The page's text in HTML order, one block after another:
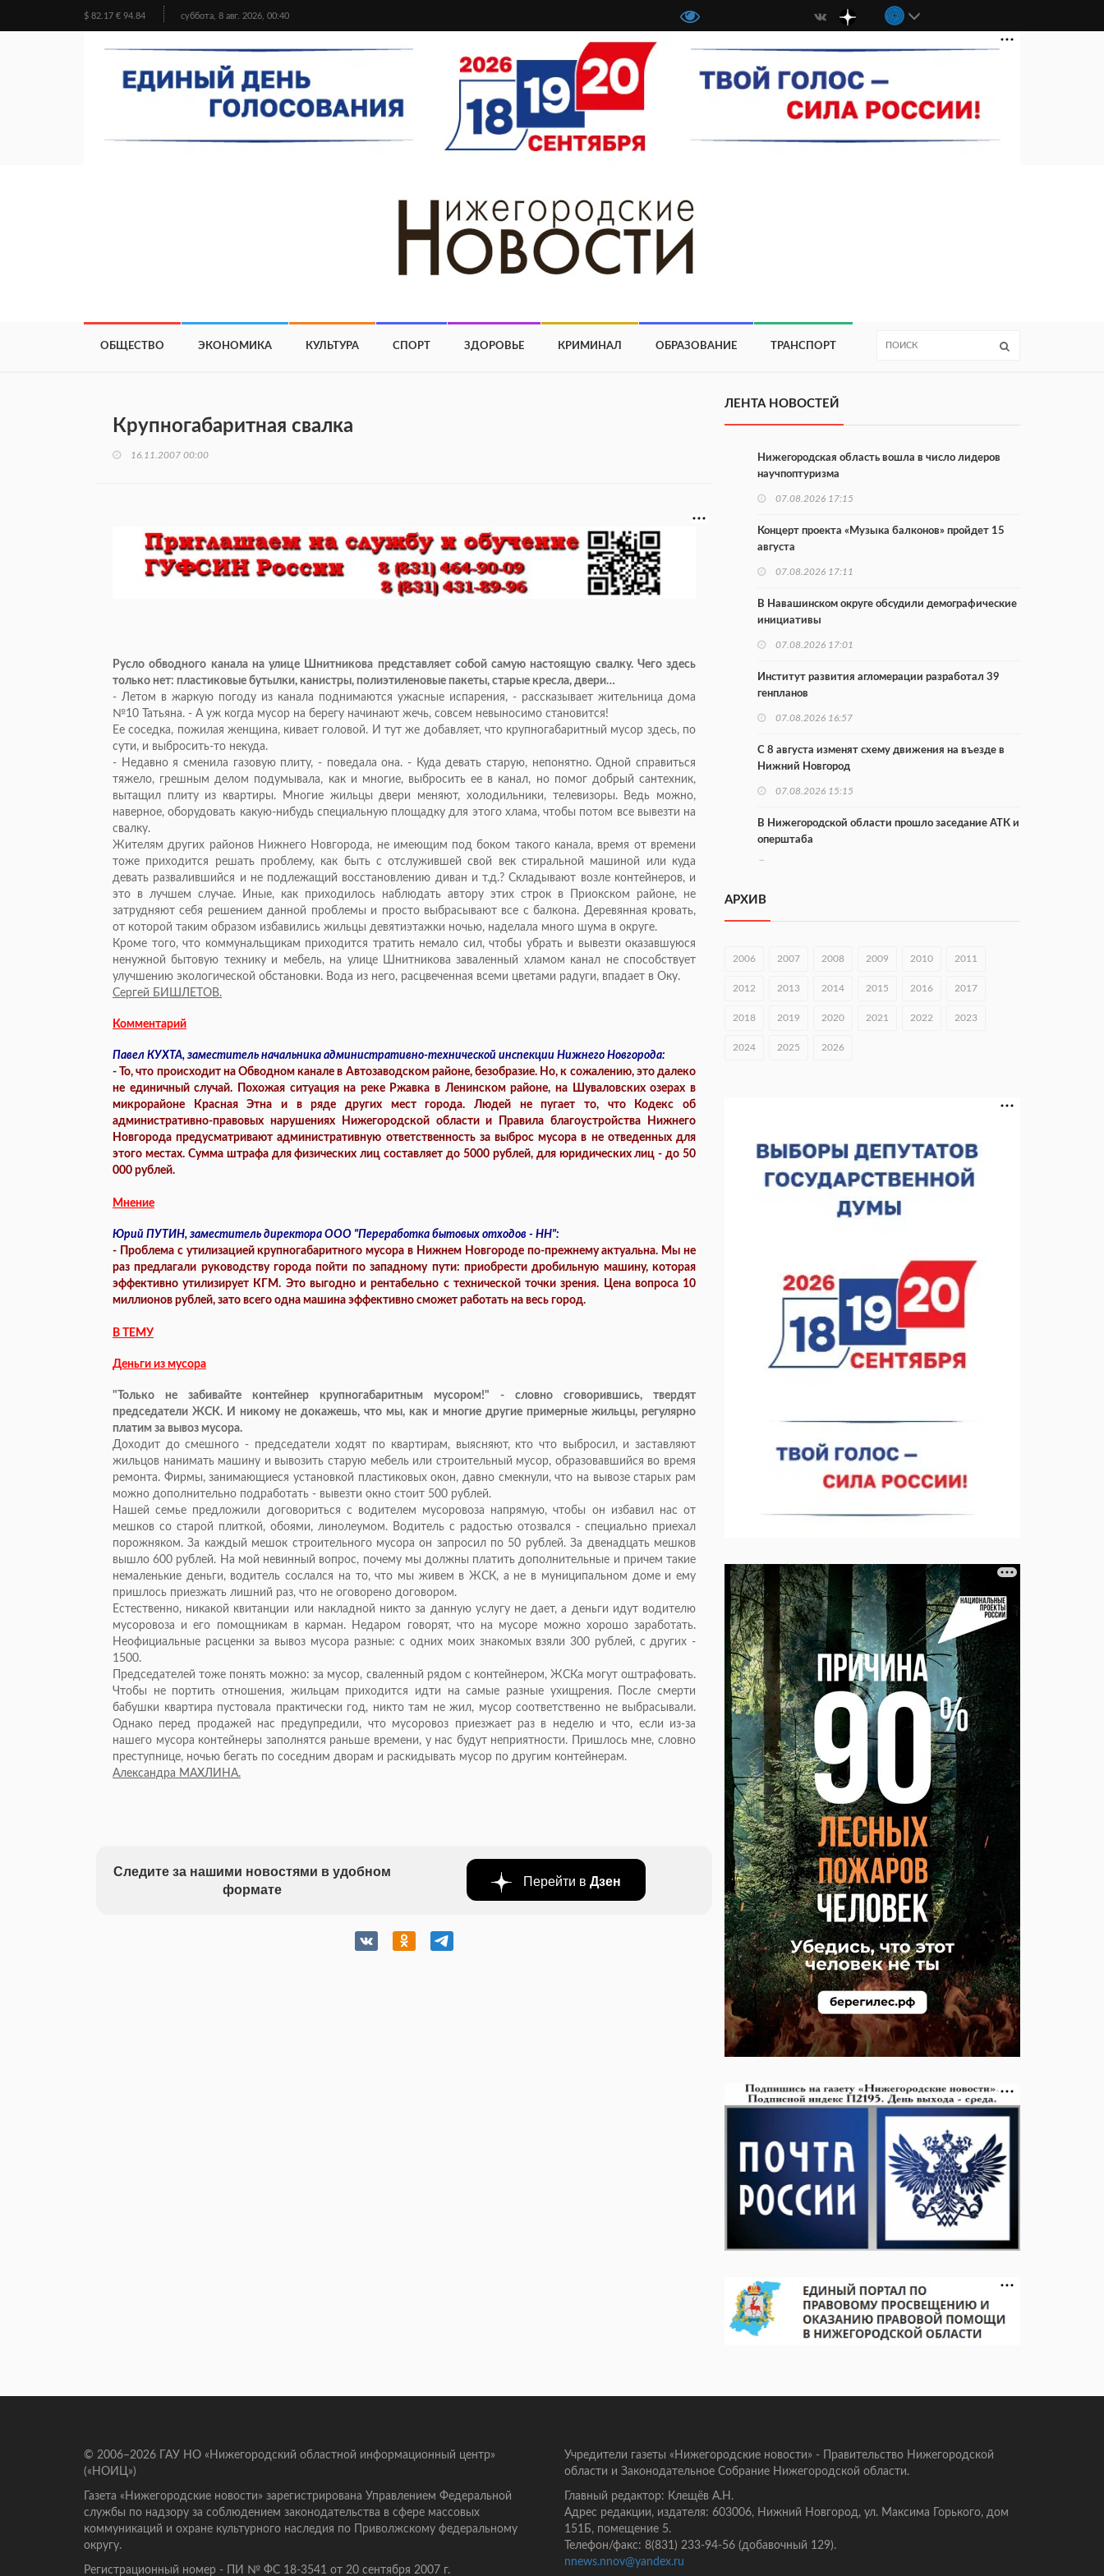
$ 82.17 € 94.84 суббота, 8 авг. 2026, 00:40
ОБЩЕСТВО ЭКОНОМИКА КУЛЬТУРА СПОРТ ЗДОРОВЬЕ КРИМИНАЛ ОБРАЗОВАНИЕ ТРАНСПОРТ
Крупногабаритная свалка
16.11.2007 00:00
Русло обводного канала на улице Шнитникова представляет собой самую настоящую свалку. Чего здесь
только нет: пластиковые бутылки, канистры, полиэтиленовые пакеты, старые кресла, двери…
- Летом в жаркую погоду из канала поднимаются ужасные испарения, - рассказывает жительница дома
№10 Татьяна. - А уж когда мусор на берегу начинают жечь, совсем невыносимо становится!
Ее соседка, пожилая женщина, кивает головой. И тут же добавляет, что крупногабаритный мусор здесь, по
сути, и выбросить-то некуда.
- Недавно я сменила газовую плиту, - поведала она. - Куда девать старую, непонятно. Одной справиться
тяжело, грешным делом подумывала, как и многие, выбросить ее в канал, но помог добрый сантехник,
вытащил плиту из квартиры. Многие жильцы двери меняют, холодильники, телевизоры. Ведь можно,
наверное, оборудовать какую-нибудь специальную площадку для этого хлама, чтобы потом все вывезти на
свалку.
Жителям других районов Нижнего Новгорода, не имеющим под боком такого канала, время от времени
тоже приходится решать проблему, как быть с отслужившей свой век стиральной машиной или куда
девать развалившийся и не подлежащий восстановлению диван и т.д.? Складывают возле контейнеров, и
это в лучшем случае. Иные, как приходилось наблюдать автору этих строк в Приокском районе, не
затрудняют себя решением данной проблемы и просто выбрасывают все с балкона. Деревянная кровать,
от которой таким образом избавились жильцы девятиэтажки ночью, наделала много шума в округе.
Кроме того, что коммунальщикам приходится тратить немало сил, чтобы убрать и вывезти оказавшуюся
ненужной бытовую технику и мебель, на улице Шнитникова заваленный хламом канал не способствует
улучшению экологической обстановки. Вода из него, расцвеченная всеми цветами радуги, впадает в Оку.
Сергей БИШЛЕТОВ.
Комментарий
Павел КУХТА, заместитель начальника административно-технической инспекции Нижнего Новгорода:
- То, что происходит на Обводном канале в Автозаводском районе, безобразие. Но, к сожалению, это далеко
не единичный случай. Похожая ситуация на реке Ржавка в Ленинском районе, на Шуваловских озерах в
микрорайоне Красная Этна и в ряде других мест города. Людей не пугает то, что Кодекс об
административно-правовых нарушениях Нижегородской области и Правила благоустройства Нижнего
Новгорода предусматривают административную ответственность за выброс мусора в не отведенных для
этого местах. Сумма штрафа для физических лиц составляет до 5000 рублей, для юридических лиц - до 50
000 рублей.
Мнение
Юрий ПУТИН, заместитель директора ООО "Переработка бытовых отходов - НН":
- Проблема с утилизацией крупногабаритного мусора в Нижнем Новгороде по-прежнему актуальна. Мы не
раз предлагали руководству города пойти по западному пути: приобрести дробильную машину, которая
эффективно утилизирует КГМ. Это выгодно и рентабельно с технической точки зрения. Цена вопроса 10
миллионов рублей, зато всего одна машина эффективно сможет работать на весь город.
В ТЕМУ
Деньги из мусора
"Только не забивайте контейнер крупногабаритным мусором!" - словно сговорившись, твердят
председатели ЖСК. И никому не докажешь, что мы, как и многие другие примерные жильцы, регулярно
платим за вывоз мусора.
Доходит до смешного - председатели ходят по квартирам, выясняют, кто что выбросил, и заставляют
жильцов нанимать машину и вывозить старую мебель или строительный мусор, образовавшийся во время
ремонта. Фирмы, занимающиеся установкой пластиковых окон, давно смекнули, что на вывозе старых рам
можно дополнительно подработать - вывезти окно стоит 500 рублей.
Нашей семье предложили договориться с водителем мусоровоза напрямую, чтобы он избавил нас от
мешков со старой плиткой, обоями, линолеумом. Водитель с радостью отозвался - специально приехал
порожняком. За каждый мешок строительного мусора он запросил по 50 рублей. За двенадцать мешков
вышло 600 рублей. На мой невинный вопрос, почему мы должны платить дополнительные и причем такие
немаленькие деньги, водитель сослался на то, что мы живем в ЖСК, а не в муниципальном доме и ему
пришлось приезжать лишний раз, что не оговорено договором.
Естественно, никакой квитанции или накладной никто за данную услугу не дает, а деньги идут водителю
мусоровоза и его помощникам в карман. Недаром говорят, что на мусоре можно хорошо заработать.
Неофициальные расценки за вывоз мусора разные: с одних моих знакомых взяли 300 рублей, с других -
1500.
Председателей тоже понять можно: за мусор, сваленный рядом с контейнером, ЖСКа могут оштрафовать.
Чтобы не портить отношения, жильцам приходится идти на самые разные ухищрения. После смерти
бабушки квартира пустовала практически год, никто там не жил, мусор соответственно не выбрасывали.
Однако перед продажей нас предупредили, что мусоровоз приезжает раз в неделю и что, если из-за
нашего мусора контейнеры заполнятся раньше времени, у нас будут неприятности. Пришлось мне, словно
преступнице, ночью бегать по соседним дворам и раскидывать мусор по другим контейнерам.
Александра МАХЛИНА.
Следите за нашими новостями в удобном
формате
Перейти в Дзен
ЛЕНТА НОВОСТЕЙ
Нижегородская область вошла в число лидеров
научпоптуризма
07.08.2026 17:15
Концерт проекта «Музыка балконов» пройдет 15
августа
07.08.2026 17:11
В Навашинском округе обсудили демографические
инициативы
07.08.2026 17:01
Институт развития агломерации разработал 39
генпланов
07.08.2026 16:57
С 8 августа изменят схему движения на въезде в
Нижний Новгород
07.08.2026 15:15
В Нижегородской области прошло заседание АТК и
оперштаба
В Чкаловске спустили на воду «Метеор-120Р»
07.08.2026 14:01
В Нижегородской области выбрали лучшего
07.08.2026 13:48
строителя
В Нижнем Новгороде прошло совещание
Росгвардии
07.08.2026 12:04
Кратковременные перерывы вещания
телерадиопрограмм ожидаются в Нижнем
Новгороде до 16 августа в связи с покраской
телебашни
07.08.2026 11:20
АРХИВ
2006 2007 2008 2009 2010 2011
2012 2013 2014 2015 2016 2017
2018 2019 2020 2021 2022 2023
2024 2025 2026
© 2006–2026 ГАУ НО «Нижегородский областной информационный центр»
(«НОИЦ»)
Газета «Нижегородские новости» зарегистрирована Управлением Федеральной
службы по надзору за соблюдением законодательства в сфере массовых
коммуникаций и охране культурного наследия по Приволжскому федеральному
округу.
Регистрационный номер - ПИ № ФС 18-3541 от 20 сентября 2007 г.
Учредители газеты «Нижегородские новости» - Правительство Нижегородской
области и Законодательное Собрание Нижегородской области.
Главный редактор: Клещёв А.Н.
Адрес редакции, издателя: 603006, Нижний Новгород, ул. Максима Горького, дом
151Б, помещение 5.
Телефон/факс: 8(831) 233-94-56 (добавочный 129).
nnews.nnov@yandex.ru